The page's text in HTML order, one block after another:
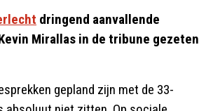
dringend aanvallende
Mirallas in de tribune gezeten
gepland zijn met de 33-